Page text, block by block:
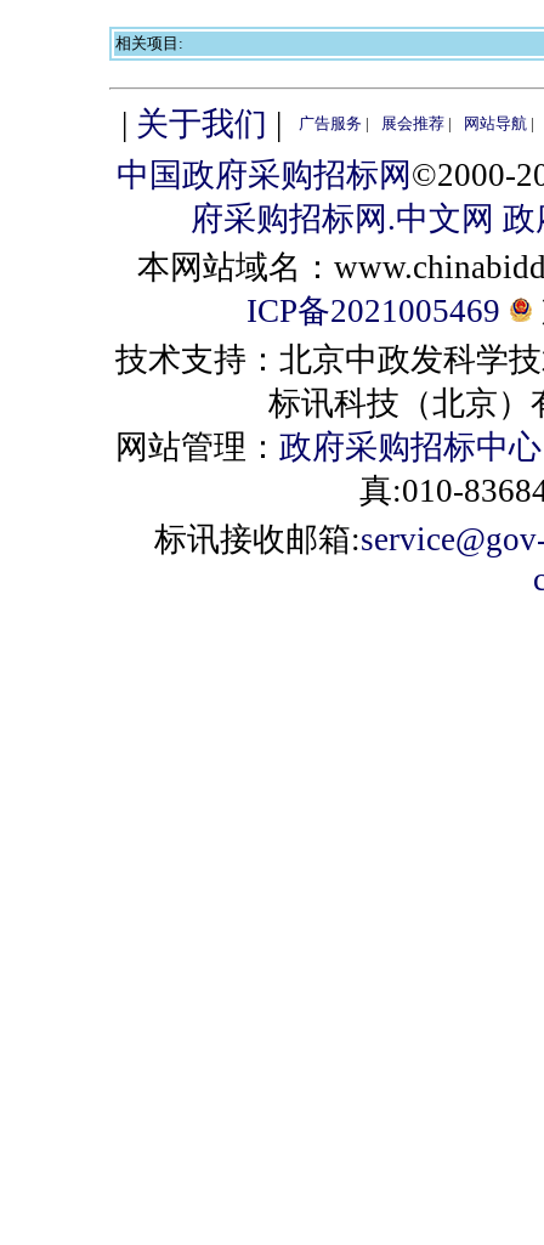
相关项目:
| 关于我们 | 广告服务 | 展会推荐 | 网站导航 |
中国政府采购招标网©2000-
府采购招标网.中文网 政
本网站域名：
ICP备2021005469
技术支持：北京中政发科学
标讯科技（北京）
网站管理： 政府采购招标中心
真:010-
标讯接收邮箱: